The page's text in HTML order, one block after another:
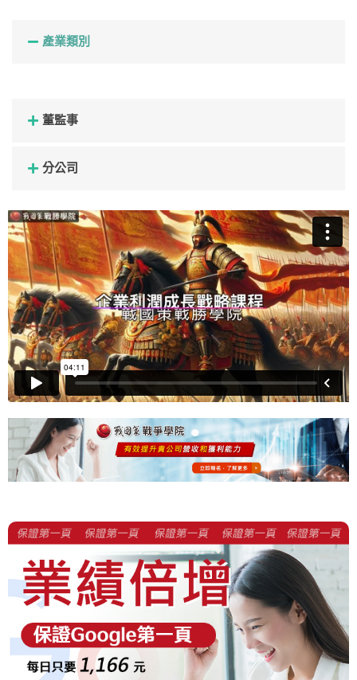
產業類別
董監事
分公司